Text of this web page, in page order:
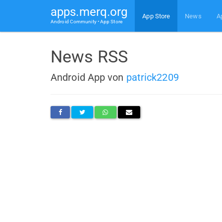
apps.merq.org
Android Community • App Store
App Store News
News RSS
Android App von patrick2209